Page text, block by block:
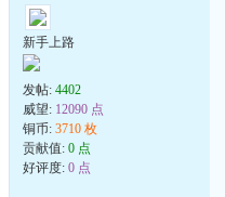
新手上路
发帖: 4402
威望: 12090 点
铜币: 3710 枚
贡献值: 0 点
好评度: 0 点